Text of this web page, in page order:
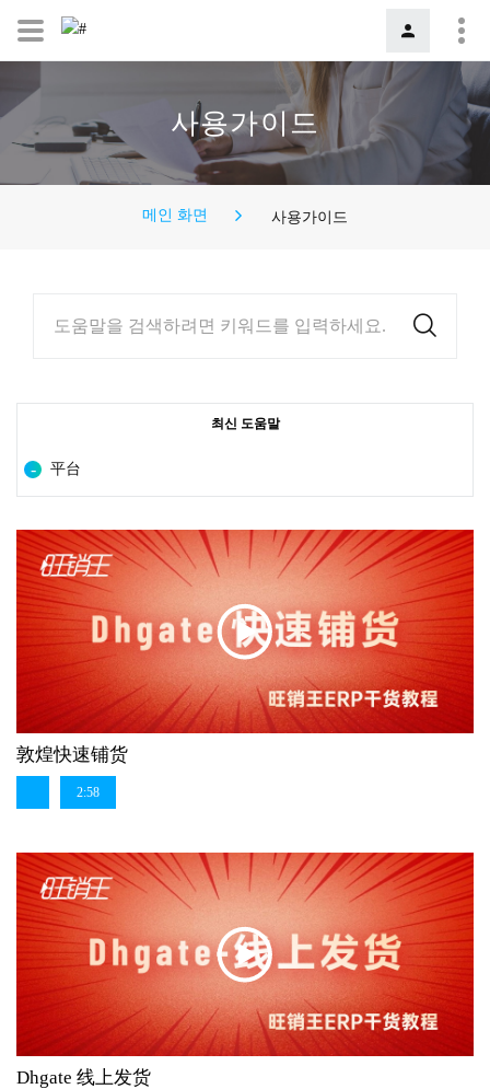
사용가이드
메인 화면 사용가이드
도움말을 검색하려면 키워드를 입력하세요.
최신 도움말
平台
敦煌快速铺货
2:58
Dhgate 线上发货